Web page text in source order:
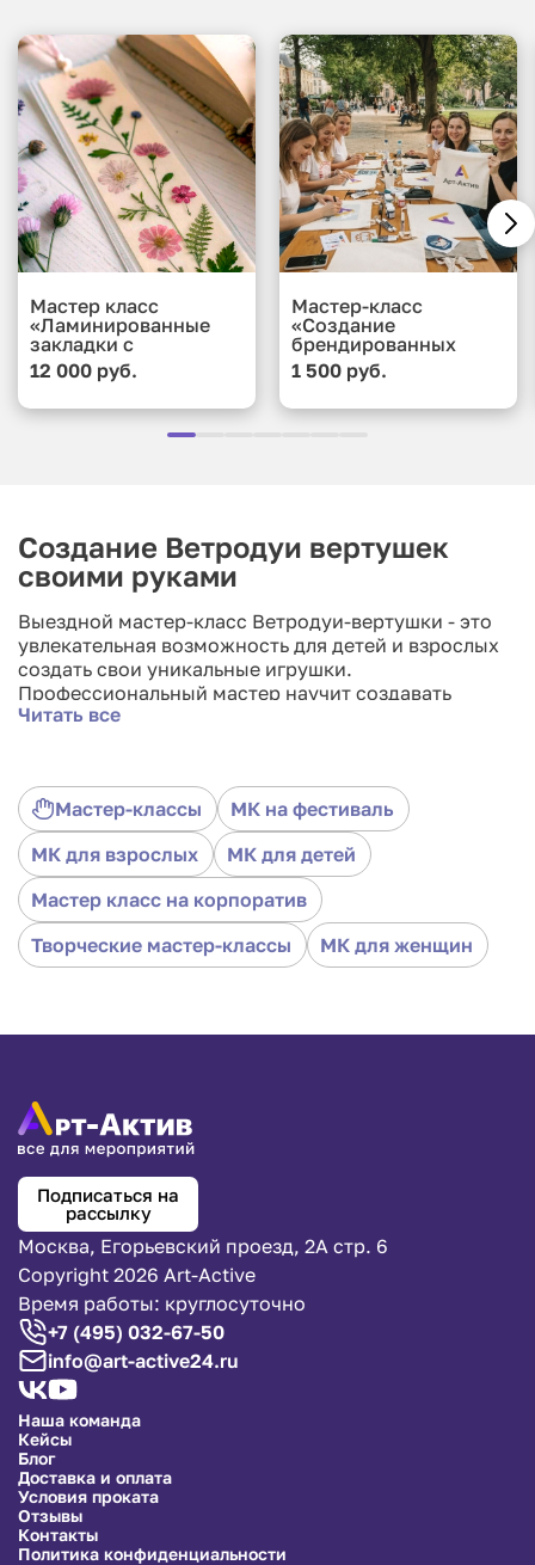
Мастер класс
«Ламинированные
закладки с
сухоцветами и
коллажами»
12 000 руб.
Мастер-класс
«Создание
брендированных
подушек»
1 500 руб.
Создание Ветродуи вертушек
своими руками
Выездной мастер-класс Ветродуи-вертушки - это
увлекательная возможность для детей и взрослых
создать свои уникальные игрушки.
Профессиональный мастер научит создавать
вертушки и ветродуи различных форм и размеров
о том, как простые игрушки могут быть
интересными и полезными для развития
воображения и моторики. Мастер-класс может
проходить как на открытом воздухе для большой
группы людей, так и в небольшом помещении для
небольшой группы участников. Приглашаем всех
желающих поучаствовать в мастер-классе и
создать свои уникальные ветродуи-вертушки!
Читать все
Мастер-классы
МК на фестиваль
МК для взрослых
МК для детей
Мастер класс на корпоратив
Творческие мастер-классы
МК для женщин
Подписаться на
рассылку
Москва, Егорьевский проезд, 2А стр. 6
Copyright 2026 Art-Active
Время работы: круглосуточно
+7 (495) 032-67-50
info@art-active24.ru
Наша команда
Кейсы
Блог
Доставка и оплата
Условия проката
Отзывы
Контакты
Политика конфиденциальности